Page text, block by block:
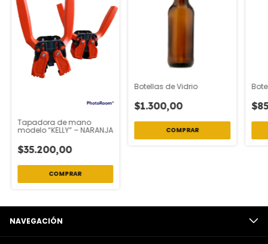
Tapadora de mano
modelo “KELLY” – NARANJA
$35.200,00
Botellas de Vidrio
$1.300,00
COMPRAR
NAVEGACIÓN